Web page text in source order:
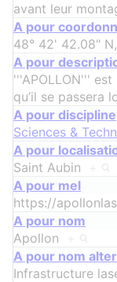
avant leur
A pour
48° 42' 42.08"
A pour
'''APOLLON'''
qu’il se passera
A pour discipline
Sciences &
A pour
Saint Aubin
A pour mel
https://
A pour nom
Apollon
A pour nom
Infrastructure